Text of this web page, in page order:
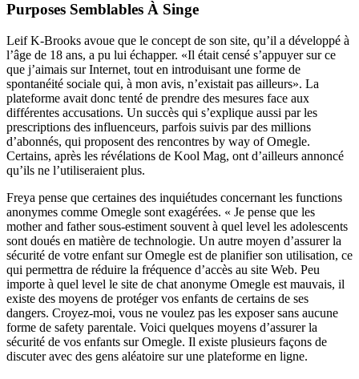
Purposes Semblables À Singe
Leif K-Brooks avoue que le concept de son site, qu’il a développé à
l’âge de 18 ans, a pu lui échapper. «Il était censé s’appuyer sur ce
que j’aimais sur Internet, tout en introduisant une forme de
spontanéité sociale qui, à mon avis, n’existait pas ailleurs». La
plateforme avait donc tenté de prendre des mesures face aux
différentes accusations. Un succès qui s’explique aussi par les
prescriptions des influenceurs, parfois suivis par des millions
d’abonnés, qui proposent des rencontres by way of Omegle.
Certains, après les révélations de Kool Mag, ont d’ailleurs annoncé
qu’ils ne l’utiliseraient plus.
Freya pense que certaines des inquiétudes concernant les functions
anonymes comme Omegle sont exagérées. « Je pense que les
mother and father sous-estiment souvent à quel level les adolescents
sont doués en matière de technologie. Un autre moyen d’assurer la
sécurité de votre enfant sur Omegle est de planifier son utilisation, ce
qui permettra de réduire la fréquence d’accès au site Web. Peu
importe à quel level le site de chat anonyme Omegle est mauvais, il
existe des moyens de protéger vos enfants de certains de ses
dangers. Croyez-moi, vous ne voulez pas les exposer sans aucune
forme de safety parentale. Voici quelques moyens d’assurer la
sécurité de vos enfants sur Omegle. Il existe plusieurs façons de
discuter avec des gens aléatoire sur une plateforme en ligne.